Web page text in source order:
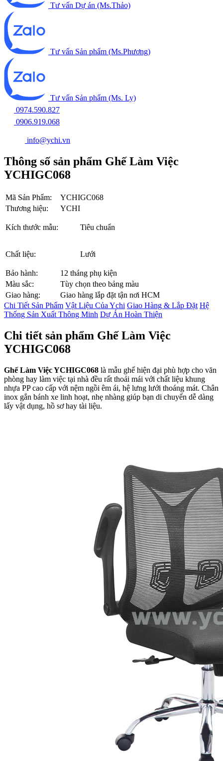
Tư vấn Dự án (Ms.Thảo)
Tư vấn Sản phẩm (Ms.Phương)
Tư vấn Sản phẩm (Ms. Ly)
0974.590.827
0906.919.068
info@ychi.vn
Thông số sản phẩm Ghế Làm Việc
YCHIGC068
Mã Sản Phẩm:
YCHIGC068
Thương hiệu:
YCHI
Kích thước mẫu: Tiêu chuẩn
Chất liệu: Lưới
Bảo hành:
12 tháng phụ kiện
Màu sắc:
Tùy chọn theo bảng màu
Giao hàng:
Giao hàng lắp đặt tận nơi HCM
Chi Tiết Sản Phẩm Vật Liệu Của Ychi Giao Hàng & Lắp Đặt Hệ
Thống Sản Xuất Thông Minh Dự Án Hoàn Thiện
Chi tiết sản phẩm Ghế Làm Việc
YCHIGC068
Ghế Làm Việc YCHIGC068 là mẫu ghế hiện đại phù hợp cho văn
phòng hay làm việc tại nhà đều rất thoải mái với chất liệu khung
nhựa PP cao cấp với nệm ngồi êm ái, hệ lưng lưới thoáng mát. Chân
inox gắn bánh xe linh hoạt, nhẹ nhàng giúp bạn di chuyển dễ dàng
lấy vật dụng, hồ sơ hay tài liệu.